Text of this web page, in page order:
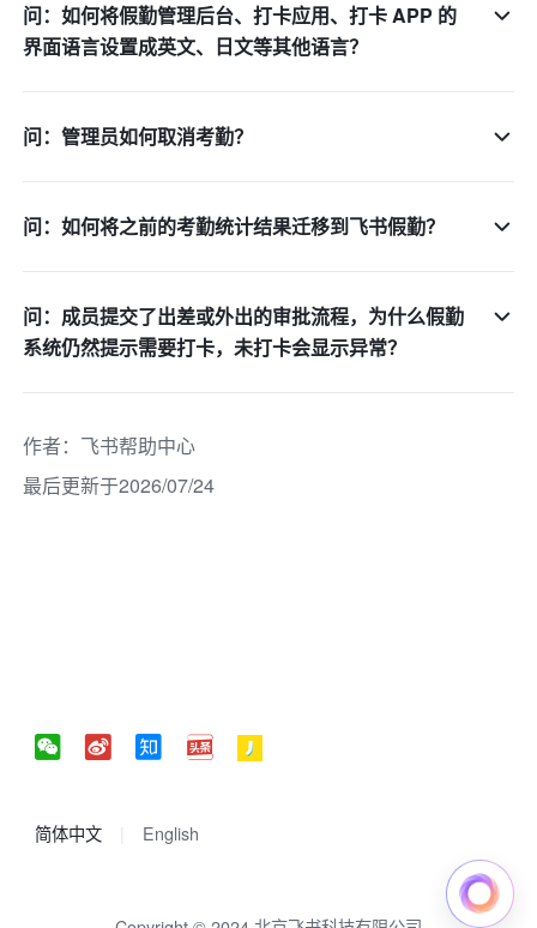
问：如何将假勤管理后台、打卡应用、打卡 APP 的
界面语言设置成英文、日文等其他语言？
问：管理员如何取消考勤？
问：如何将之前的考勤统计结果迁移到飞书假勤？
问：成员提交了出差或外出的审批流程，为什么假勤
系统仍然提示需要打卡，未打卡会显示异常？
作者： 飞书帮助中心
最后更新于2026/07/24
简体中文 English